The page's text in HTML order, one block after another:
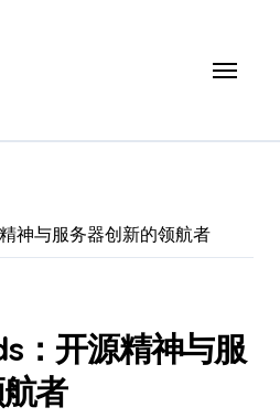
神与服务器创新的领航者
：开源精神与服
者